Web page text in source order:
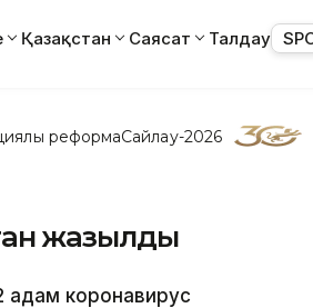
Қазақстан Саясат Талдау
реформаСайлау-2026
жазылды
адам коронавирус